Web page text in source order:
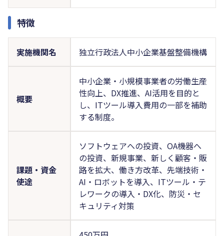
特徴
実施機関名 独立行政法人中小企業基盤整備機構
概要
中小企業・小規模事業者の労働生産
性向上、DX推進、AI活用を目的と
し、ITツール導入費用の一部を補助
する制度。
課題・資金
使途
ソフトウェアへの投資、OA機器へ
の投資、新規事業、新しく顧客・販
路を拡大、働き方改革、先端技術・
AI・ロボットを導入、ITツール・テ
レワークの導入・DX化、防災・セ
キュリティ対策